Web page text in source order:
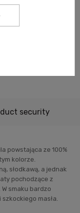
security
powstająca ze 100%
kolorze.
słodkawą, a jednak
pochodzące z
smaku bardzo
masła.